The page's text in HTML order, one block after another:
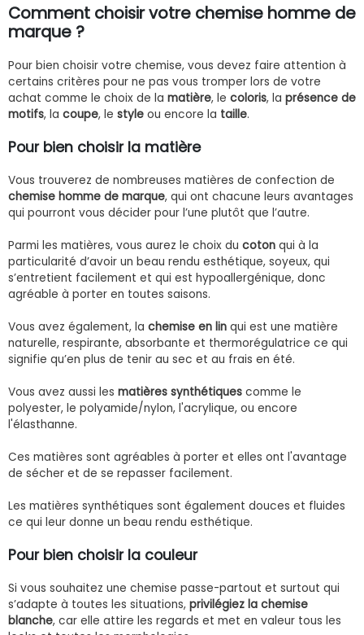
Comment choisir votre chemise homme de
marque ?
Pour bien choisir votre chemise, vous devez faire attention à
certains critères pour ne pas vous tromper lors de votre
achat comme le choix de la matière, le coloris, la présence de
motifs, la coupe, le style ou encore la taille.
Pour bien choisir la matière
Vous trouverez de nombreuses matières de confection de
chemise homme de marque, qui ont chacune leurs avantages
qui pourront vous décider pour l’une plutôt que l’autre.
Parmi les matières, vous aurez le choix du coton qui à la
particularité d’avoir un beau rendu esthétique, soyeux, qui
s’entretient facilement et qui est hypoallergénique, donc
agréable à porter en toutes saisons.
Vous avez également, la chemise en lin qui est une matière
naturelle, respirante, absorbante et thermorégulatrice ce qui
signifie qu’en plus de tenir au sec et au frais en été.
Vous avez aussi les matières synthétiques comme le
polyester, le polyamide/nylon, l'acrylique, ou encore
l'élasthanne.
Ces matières sont agréables à porter et elles ont l'avantage
de sécher et de se repasser facilement.
Les matières synthétiques sont également douces et fluides
ce qui leur donne un beau rendu esthétique.
Pour bien choisir la couleur
Si vous souhaitez une chemise passe-partout et surtout qui
s’adapte à toutes les situations, privilégiez la chemise
blanche, car elle attire les regards et met en valeur tous les